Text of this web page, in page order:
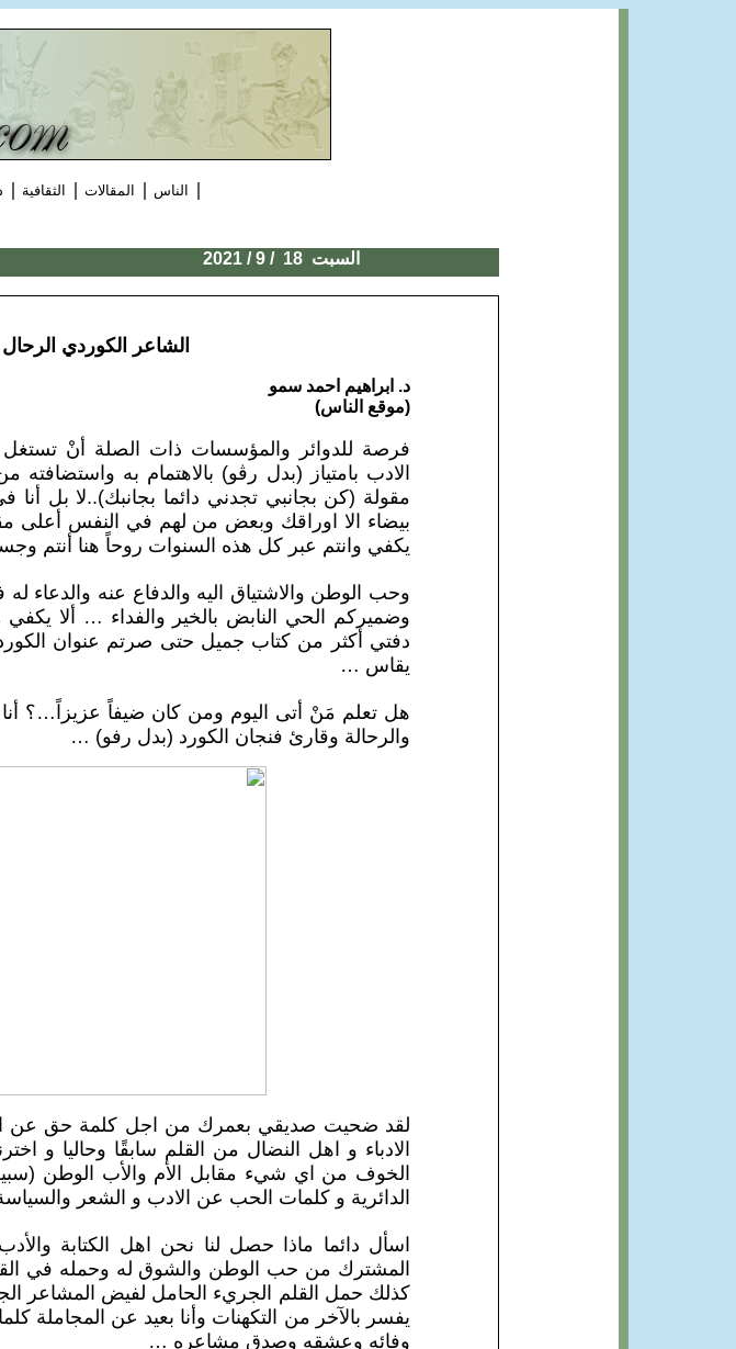
| الناس | المقالات | الثقافية |
السبت 1 8
/ 9 / 2021
الشاعر الكوردي
د. ابراهيم احمد سمو
(موقع الناس)
فرصة للدوائر والمؤسسات ذات الصلة أنْ
الادب بامتياز (بدل رڤو) بالاهتمام به
مقولة (كن بجانبي تجدني دائما بجانبك)..لا بل
بيضاء الا اوراقك وبعض من لهم في النفس أعلى
يكفي وانتم عبر كل هذه السنوات روحاً هنا أنتم
وحب الوطن والاشتياق اليه والدفاع عنه
وضميركم الحي النابض بالخير والفداء … ألا يكفي
دفتي أكثر من كتاب جميل حتى صرتم عنوان
يقاس …
هل تعلم مَنْ أتى اليوم ومن كان ضيفاً عزيزاً…؟ أنا
والرحالة وقارئ فنجان الكورد (بدل رفو) …
لقد ضحيت صديقي بعمرك من اجل كلمة حق عن
الادباء و اهل النضال من القلم سابقًا وحاليا
الخوف من اي شيء مقابل الأم والأب الوطن
الدائرية و كلمات الحب عن الادب و الشعر
اسأل دائما ماذا حصل لنا نحن اهل الكتابة
المشترك من حب الوطن والشوق له وحمله في
كذلك حمل القلم الجريء الحامل لفيض المشاعر
يفسر بالآخر من التكهنات وأنا بعيد عن المجاملة
وفائه وعشقه وصدق مشاعره …